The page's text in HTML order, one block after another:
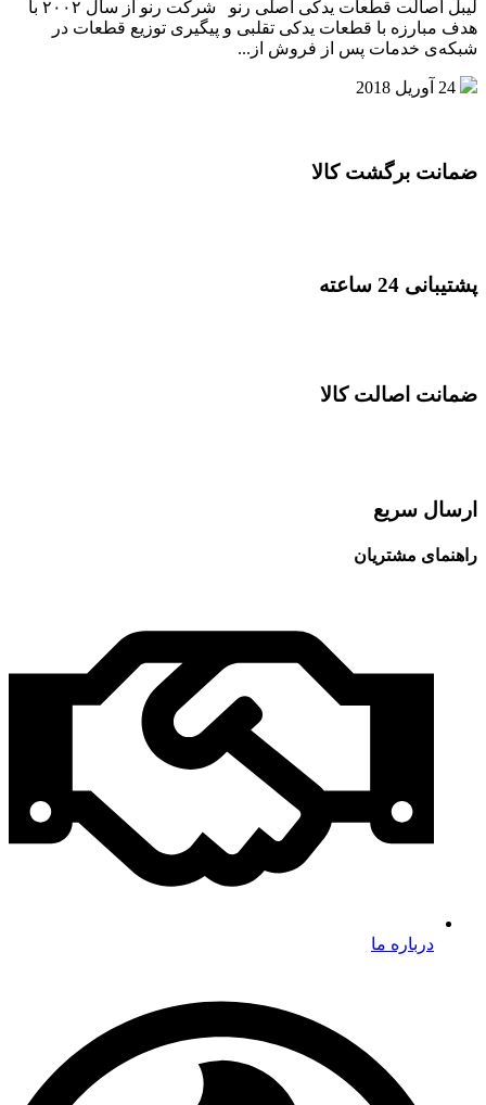
لیبل اصالت قطعات یدکی اصلی رنو شرکت رنو از سال ۲۰۰۲ با
هدف مبارزه با قطعات یدکی تقلبی و پیگیری توزیع قطعات در
شبکه‌­ی خدمات پس از فروش از...
24 آوریل 2018
ضمانت برگشت کالا
پشتیبانی 24 ساعته
ضمانت اصالت کالا
ارسال سریع
راهنمای مشتریان
درباره ما